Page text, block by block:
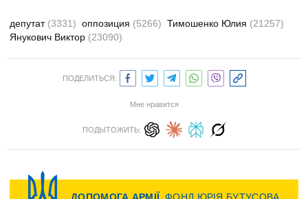
депутат (3331) оппозиция (5266) Тимошенко Юлия (21257)
Янукович Виктор (23090)
ПОДЕЛИТЬСЯ:
Мне нравится
ПОДЫТОЖИТЬ: